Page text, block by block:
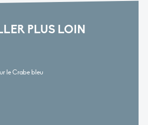
PLUS LOIN
le Crabe bleu